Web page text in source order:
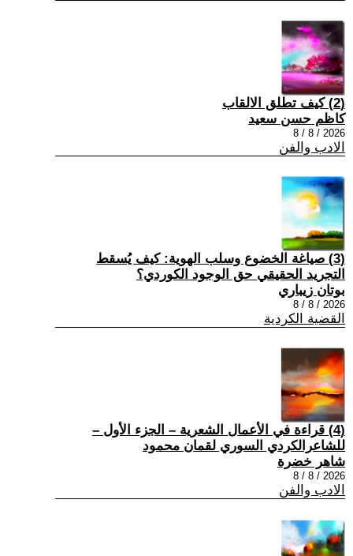
(2) كيف تطلق الالقاب
كاظم حسن سعيد
2026 / 8 / 8
الادب والفن
(3) صياغة الخضوع وسلب الهوية: كيف يُسقط
التجريد الحقيقي حق الوجود الكوردي؟
بوتان زيباري
2026 / 8 / 8
القضية الكردية
(4) قراءة في الأعمال الشعرية – الجزء الأول –
للشاعرالكردي السوري لقمان محمود
شاهر خضرة
2026 / 8 / 8
الادب والفن